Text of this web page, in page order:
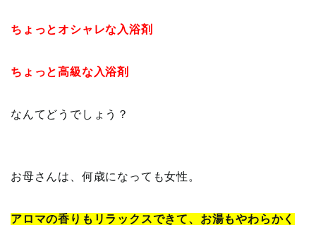
ちょっとオシャレな入浴剤
ちょっと高級な入浴剤
なんてどうでしょう？
お母さんは、何歳になっても女性。
アロマの香りもリラックスできて、お湯もやわらかく